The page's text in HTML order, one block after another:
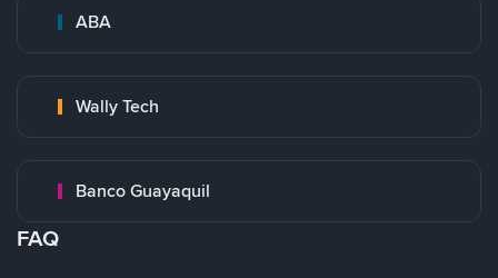
ABA
Wally Tech
Banco Guayaquil
FAQ